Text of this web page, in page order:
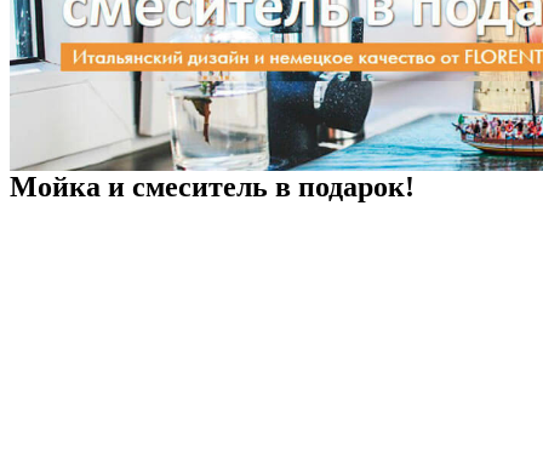
Мойка и смеситель в подарок!